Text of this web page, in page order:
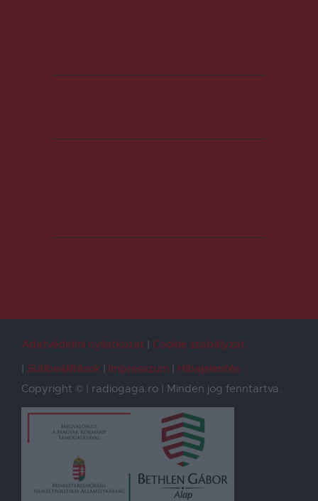
Adatvédelmi nyilatkozat
Cookie szabályzat
Sütibeállítások
Impresszum
Hibajelentés
Copyright © | radiogaga.ro | Minden jog fenntartva.